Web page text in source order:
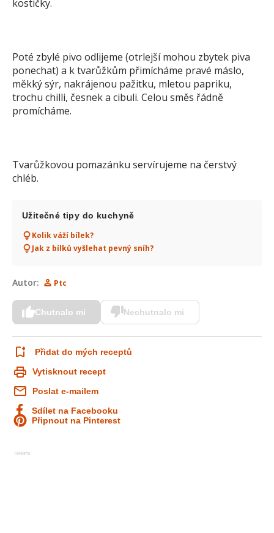
kostičky.
Poté zbylé pivo odlijeme (otrlejší mohou zbytek piva
ponechat) a k tvarůžkům přimícháme pravé máslo,
měkký sýr, nakrájenou pažitku, mletou papriku,
trochu chilli, česnek a cibuli. Celou směs řádně
promícháme.
Tvarůžkovou pomazánku servírujeme na čerstvý
chléb.
Užitečné tipy do kuchyně
Kolik váží bílek?
Jak z bílků vyšlehat pevný sníh?
Autor: Ptc
Chutnalo mi Nechutnalo mi
Přidat do mých receptů
Vytisknout recept
Poslat e-mailem
Sdílet na Facebooku
Připnout na Pinterest
Reklama